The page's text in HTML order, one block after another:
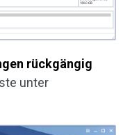
rückgängig
unter